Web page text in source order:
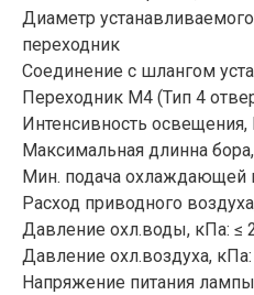
Диаметр
переходник
Соединение с шлангом
Переходник М4 (Тип 4
Интенсивность освещения,
Максимальная длинна
Мин. подача охлаждающей
Расход приводного
Давление охл.воды, кПа: ≤
Давление охл.воздуха,
Напряжение питания